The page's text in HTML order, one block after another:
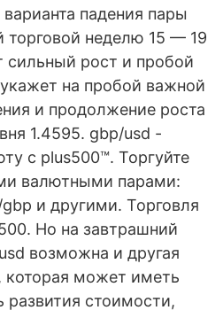
падения пары
торговой неделю 15 — 19
сильный рост и пробой
на пробой важной
и продолжение роста
1.4595. gbp/usd -
с plus500™. Торгуйте
валютными парами:
и другими. Торговля
Но на завтрашний
возможна и другая
которая может иметь
стоимости,